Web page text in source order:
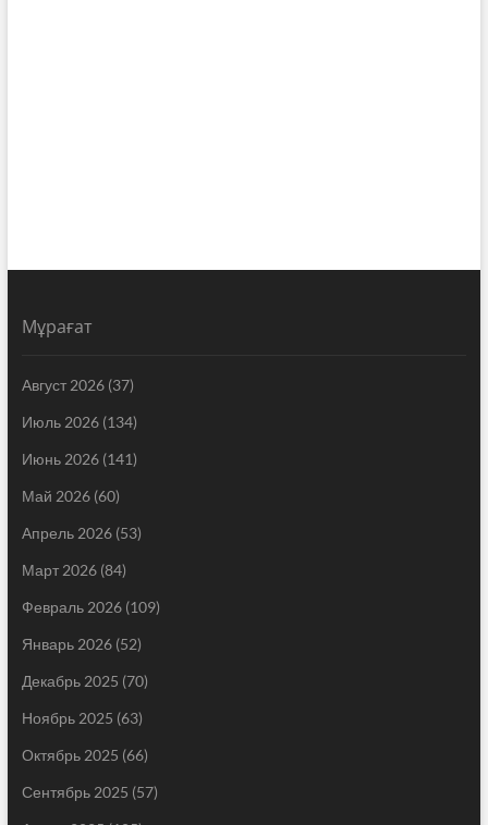
Мұрағат
Август 2026(37)
Июль 2026(134)
Июнь 2026(141)
Май 2026(60)
Апрель 2026(53)
Март 2026(84)
Февраль 2026(109)
Январь 2026(52)
Декабрь 2025 (70)
Ноябрь 2025 (63)
Октябрь 2025 (66)
Сентябрь 2025 (57)